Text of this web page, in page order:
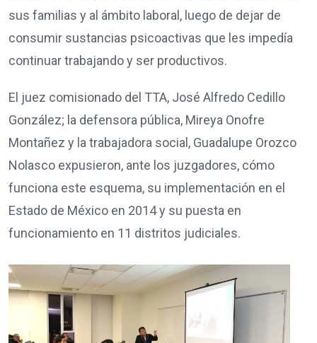
sus familias y al ámbito laboral, luego de dejar de
consumir sustancias psicoactivas que les impedía
continuar trabajando y ser productivos.
El juez comisionado del TTA, José Alfredo Cedillo
González; la defensora pública, Mireya Onofre
Montañez y la trabajadora social, Guadalupe Orozco
Nolasco expusieron, ante los juzgadores, cómo
funciona este esquema, su implementación en el
Estado de México en 2014 y su puesta en
funcionamiento en 11 distritos judiciales.